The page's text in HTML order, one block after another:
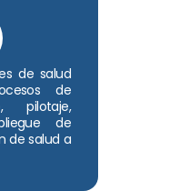
de salud
de
pilotaje,
de
de salud a